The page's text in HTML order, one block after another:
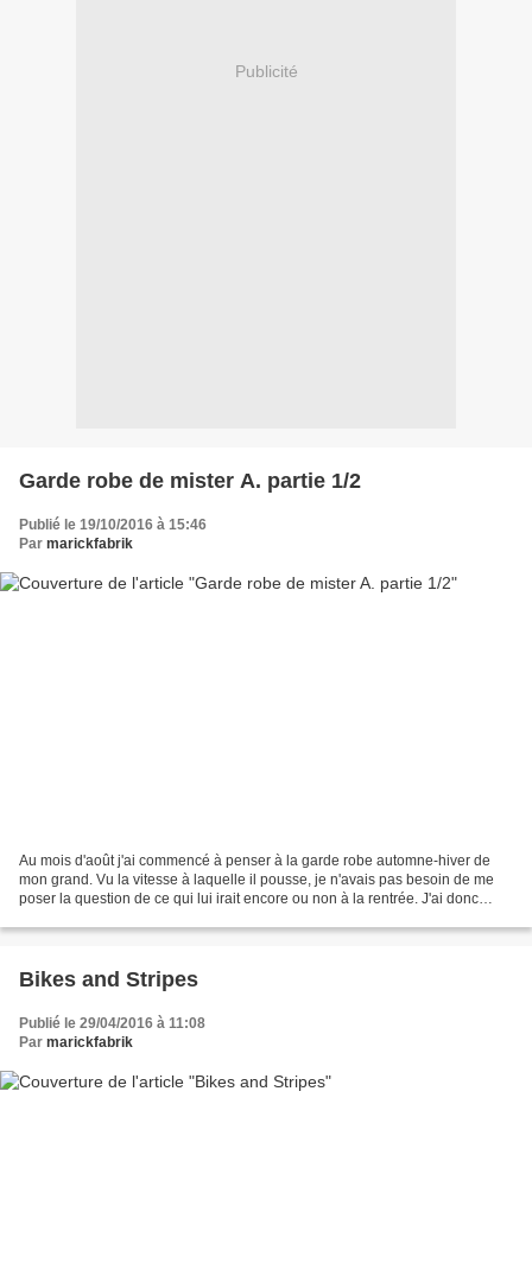
Publicité
Garde robe de mister A. partie 1/2
Publié le 19/10/2016 à 15:46
Par marickfabrik
Au mois d'août j'ai commencé à penser à la garde robe automne-hiver de
mon grand. Vu la vitesse à laquelle il pousse, je n'avais pas besoin de me
poser la question de ce qui lui irait encore ou non à la rentrée. J'ai donc
Bikes and Stripes
Publié le 29/04/2016 à 11:08
Par marickfabrik